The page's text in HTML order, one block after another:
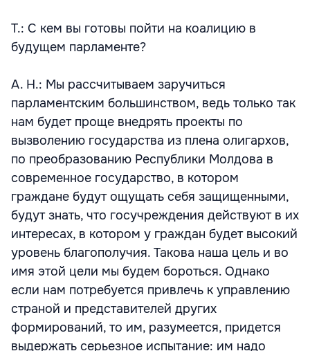
Т.: С кем вы готовы пойти на коалицию в
будущем парламенте?
А. Н.: Мы рассчитываем заручиться
парламентским большинством, ведь только так
нам будет проще внедрять проекты по
вызволению государства из плена олигархов,
по преобразованию Республики Молдова в
современное государство, в котором
граждане будут ощущать себя защищенными,
будут знать, что госучреждения действуют в их
интересах, в котором у граждан будет высокий
уровень благополучия. Такова наша цель и во
имя этой цели мы будем бороться. Однако
если нам потребуется привлечь к управлению
страной и представителей других
формирований, то им, разумеется, придется
выдержать серьезное испытание: им надо